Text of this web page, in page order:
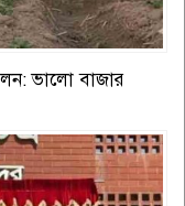
ভালো বাজার